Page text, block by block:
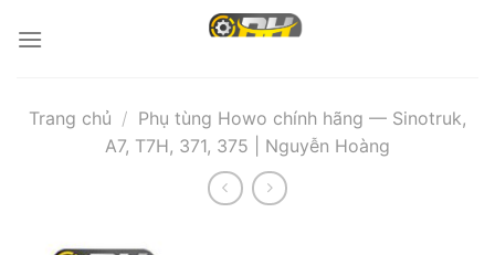
qua
Trang chủ / Phụ tùng Howo chính hãng — Sinotruk,
A7, T7H, 371, 375 | Nguyễn Hoàng